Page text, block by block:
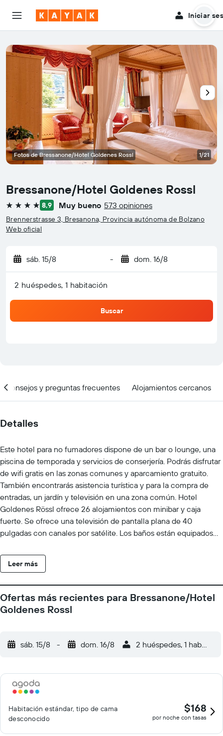
Iniciar
Bressanone/Hotel Goldenes Rossl
4 estrellas8,9 Muy bueno 573 opiniones
Brennerstrasse 3, Bresanona, Provincia autónoma de Bolzano
Web oficial
sáb. 15/8 - dom. 16/8
2 huéspedes, 1 habitación
Buscar
Fotos de Bressanone/Hotel Goldenes Rossl 1/21
Consejos y preguntas frecuentes Alojamientos cercanos
Detalles
Este hotel para no fumadores dispone de un bar o lounge, una
piscina de temporada y servicios de conserjería. Podrás disfrutar
de wifi gratis en las zonas comunes y aparcamiento gratuito.
También encontrarás asistencia turística y para la compra de
entradas, un jardín y televisión en una zona común. Hotel
Goldenes Rössl ofrece 26 alojamientos con minibar y caja
fuerte. Se ofrece una televisión de pantalla plana de 40
pulgadas con canales por satélite. Los baños están equipados
Este hotel en Bressanone ofrece acceso a Internet wifi gratis.
Las habitaciones también incluyen cafetera y tetera y secador
posible solicitar juegos de cama hipoalergénicos. Los servicios
de ocio y esparcimiento en este hotel incluyen piscina al aire
cerca del alojamiento (es posible que se aplique un recargo).
Leer más
Ofertas más recientes para Bressanone/Hotel
Goldenes Rossl
sáb. 15/8 - dom. 16/8 2 huéspedes, 1
Habitación estándar, tipo de cama
desconocido
$168
por noche con tasas